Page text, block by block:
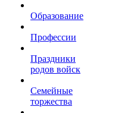
Образование
Профессии
Праздники
родов войск
Семейные
торжества